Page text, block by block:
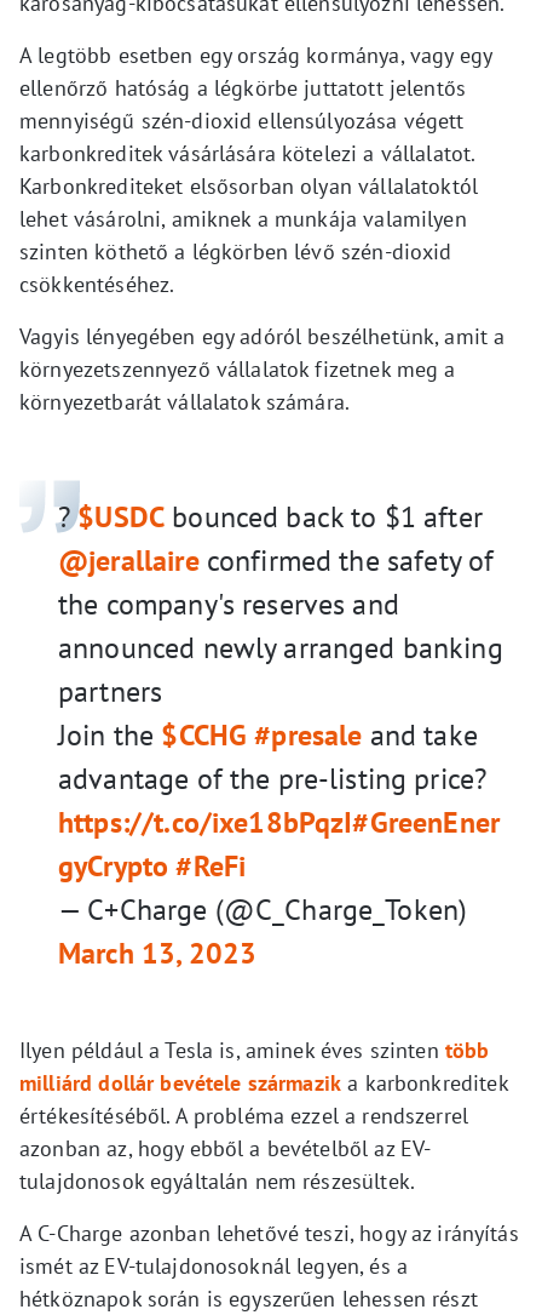
A legtöbb esetben egy ország kormánya, vagy egy
ellenőrző hatóság a légkörbe juttatott jelentős
mennyiségű szén-dioxid ellensúlyozása végett
karbonkreditek vásárlására kötelezi a vállalatot.
Karbonkrediteket elsősorban olyan vállalatoktól
lehet vásárolni, amiknek a munkája valamilyen
szinten köthető a légkörben lévő szén-dioxid
csökkentéséhez.
Vagyis lényegében egy adóról beszélhetünk, amit a
környezetszennyező vállalatok fizetnek meg a
környezetbarát vállalatok számára.
?$USDC bounced back to $1 after
@jerallaireconfirmed the safety of
the company's reserves and
announced newly arranged banking
partners
Join the $CCHG #presale and take
advantage of the pre-listing price?
https://t.co/ixe18bPqzI#GreenEner
gyCrypto #ReFi
— C+Charge (@C_Charge_Token)
March 13, 2023
Ilyen például a Tesla is, aminek éves szinten több
milliárd dollár bevétele származik a karbonkreditek
értékesítéséből. A probléma ezzel a rendszerrel
azonban az, hogy ebből a bevételből az EV-
tulajdonosok egyáltalán nem részesültek.
A C-Charge azonban lehetővé teszi, hogy az irányítás
ismét az EV-tulajdonosoknál legyen, és a
hétköznapok során is egyszerűen lehessen részt